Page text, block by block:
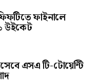
ফাইনালে
উইকেট
এসএ টি-টোয়েন্টি